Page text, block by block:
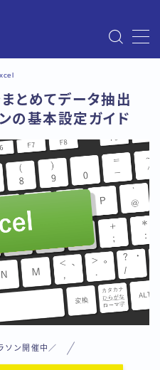
とめてデータ抽出
の基本設定ガイド
ソン開催中／